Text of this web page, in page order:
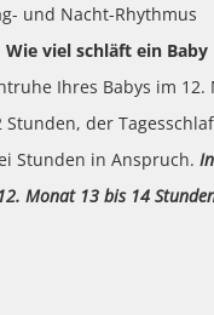
und Nacht-Rhythmus
Wie viel schläft ein Baby
Ihres Babys im 12.
Stunden, der
Stunden in Anspruch.
Monat 13 bis 14